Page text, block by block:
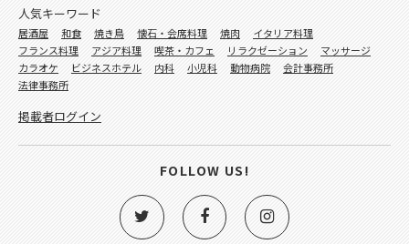
人気キーワード
居酒屋 和食 焼き鳥 懐石・会席料理 焼肉
イタリア料理
フランス料理
アジア料理 喫茶・カフェ リラクゼーション
マッサージ
カラオケ
ビジネスホテル 内科 小児科 動物病院
会計事務所
法律事務所
掲載者ログイン
FOLLOW US!